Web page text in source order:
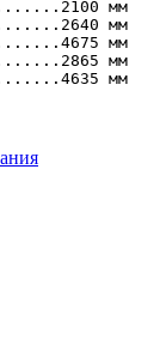
мм
мм
мм
мм
мм